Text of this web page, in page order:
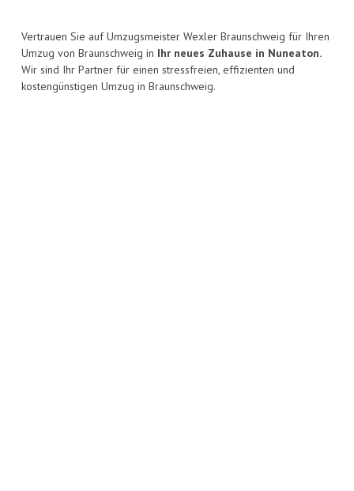
Vertrauen Sie auf Umzugsmeister Wexler Braunschweig für Ihren
Umzug von Braunschweig in Ihr neues Zuhause in Nuneaton.
Wir sind Ihr Partner für einen stressfreien, effizienten und
kostengünstigen Umzug in Braunschweig.